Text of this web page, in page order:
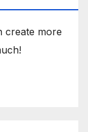
create more